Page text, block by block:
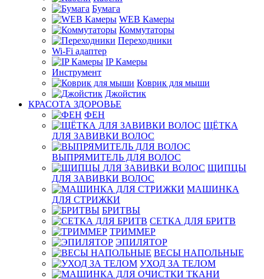
Бумага
WEB Камеры
Коммутаторы
Переходники
Wi-Fi адаптер
IP Камеры
Инструмент
Коврик для мыши
Джойстик
КРАСОТА ЗДОРОВЬЕ
ФЕН
ЩЁТКА
ДЛЯ ЗАВИВКИ ВОЛОС
ВЫПРЯМИТЕЛЬ ДЛЯ ВОЛОС
ЩИПЦЫ
ДЛЯ ЗАВИВКИ ВОЛОС
МАШИНКА
ДЛЯ СТРИЖКИ
БРИТВЫ
СЕТКА ДЛЯ БРИТВ
ТРИММЕР
ЭПИЛЯТОР
ВЕСЫ НАПОЛЬНЫЕ
УХОД ЗА ТЕЛОМ